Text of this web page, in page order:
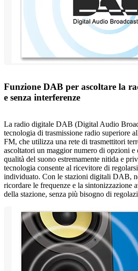
Funzione DAB per ascoltare la
e senza interferenze
La radio digitale DAB (Digital Audio
tecnologia di trasmissione radio superiore
FM, che utilizza una rete di trasmettitori
ascoltatori un maggior numero di opzioni
qualità del suono estremamente nitida e
tecnologia consente al ricevitore di
individuato. Con le stazioni digitali DAB,
ricordare le frequenze e la sintonizzazione
della stazione, senza più bisogno di